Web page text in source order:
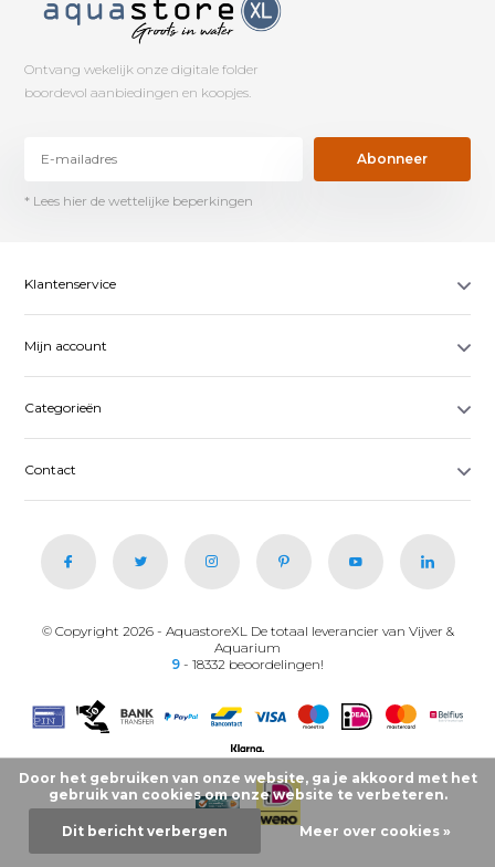
Ontvang wekelijk onze digitale folder
boordevol aanbiedingen en koopjes.
Abonneer
* Lees hier de wettelijke beperkingen
Klantenservice
Mijn account
Categorieën
Contact
© Copyright 2026 - AquastoreXL De totaal leverancier van Vijver &
Aquarium
9 - 18332 beoordelingen!
Door het gebruiken van onze website, ga je akkoord met het
gebruik van cookies om onze website te verbeteren.
Dit bericht verbergen Meer over cookies »